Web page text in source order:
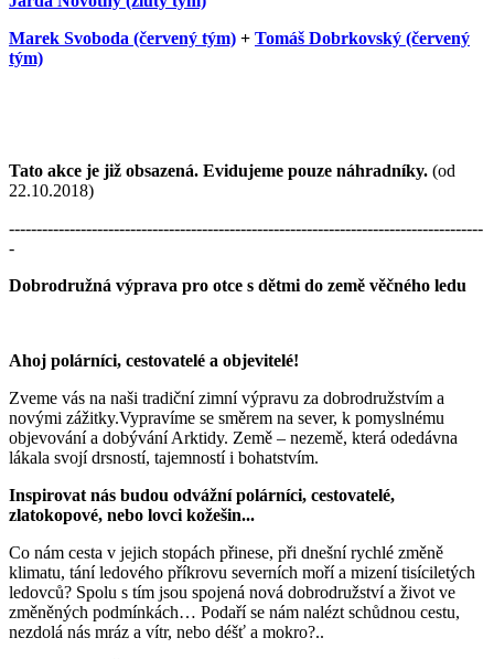
Marek Svoboda (červený tým) + Tomáš Dobrkovský (červený
tým)
Tato akce je již obsazená. Evidujeme pouze náhradníky. (od
22.10.2018)
--------------------------------------------------------------------------------------
-
Dobrodružná výprava pro otce s dětmi do země věčného ledu
Ahoj polárníci, cestovatelé a objevitelé!
Zveme vás na naši tradiční zimní výpravu za dobrodružstvím a
novými zážitky.Vypravíme se směrem na sever, k pomyslnému
objevování a dobývání Arktidy. Země – nezemě, která odedávna
lákala svojí drsností, tajemností i bohatstvím.
Inspirovat nás budou odvážní polárníci, cestovatelé,
zlatokopové, nebo lovci kožešin...
Co nám cesta v jejich stopách přinese, při dnešní rychlé změně
klimatu, tání ledového příkrovu severních moří a mizení tisíciletých
ledovců? Spolu s tím jsou spojená nová dobrodružství a život ve
změněných podmínkách… Podaří se nám nalézt schůdnou cestu,
nezdolá nás mráz a vítr, nebo déšť a mokro?..